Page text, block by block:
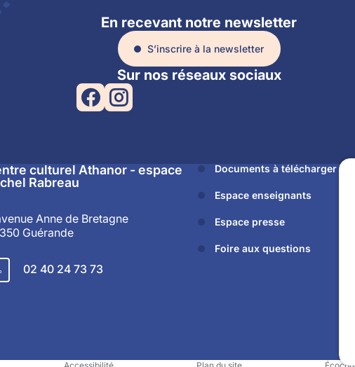
En recevant notre newsletter
S’inscrire à la newsletter
Sur nos réseaux sociaux
culturel Athanor - espace
Rabreau
Anne de Bretagne
Guérande
02 40 24 73 73
Documents à télécharger
Espace enseignants
Espace presse
Foire aux questions